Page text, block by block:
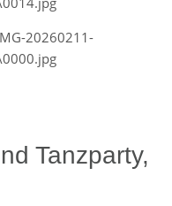
Tanzparty,